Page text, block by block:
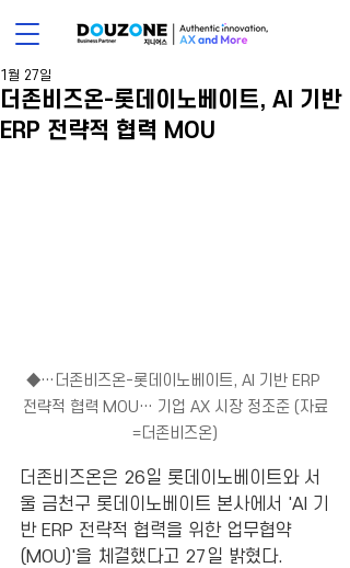
더존비즈온-롯데이노베이트, AI 기반
ERP 전략적 협력 MOU
1월 27일
◆…더존비즈온-롯데이노베이트, AI 기반 ERP
전략적 협력 MOU… 기업 AX 시장 정조준 (자료
=더존비즈온)
더존비즈온은 26일 롯데이노베이트와 서
울 금천구 롯데이노베이트 본사에서 'AI 기
반 ERP 전략적 협력을 위한 업무협약
(MOU)'을 체결했다고 27일 밝혔다.